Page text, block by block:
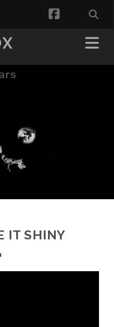
facebook
IT SHINY